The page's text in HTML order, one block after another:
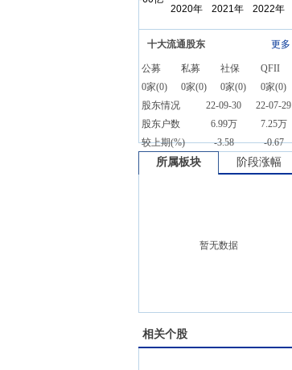
十大流通股东 更多
公募 私募 社保
QFII
0家(0) 0家(0) 0家(0) 0家(0)
股东情况
22-09-30
22-07-29
股东户数
6.99万
7.25万
较上期(%)
-3.58 -0.67
所属板块 阶段涨幅
暂无数据
相关个股